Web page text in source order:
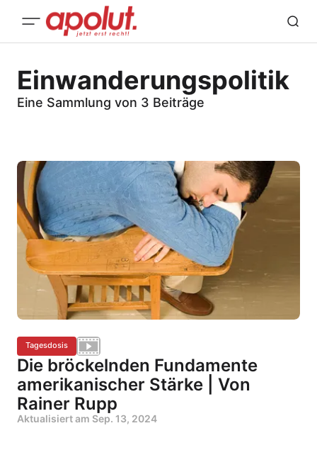
Einwanderungspolitik
Eine Sammlung von 3 Beiträge
Tagesdosis
Die bröckelnden Fundamente
amerikanischer Stärke | Von
Rainer Rupp
Aktualisiert am Sep. 13, 2024